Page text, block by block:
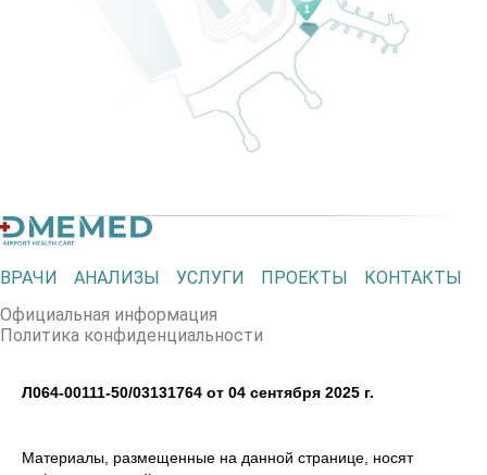
ВРАЧИ АНАЛИЗЫ УСЛУГИ ПРОЕКТЫ
КОНТАКТЫ
Официальная информация
Политика конфиденциальности
Л064-00111-50/03131764 от 04 сентября 2025 г.
Материалы, размещенные на данной странице, носят